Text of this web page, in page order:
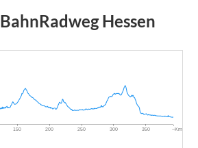
BahnRadweg Hessen
150 200 250 300 350 ~Km